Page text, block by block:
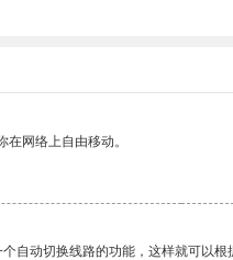
网络上自由移动。
动切换线路的功能，这样就可以根